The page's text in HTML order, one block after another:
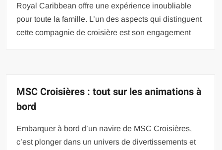
Royal Caribbean offre une expérience inoubliable
pour toute la famille. L’un des aspects qui distinguent
cette compagnie de croisière est son engagement
MSC Croisières : tout sur les animations à
bord
Embarquer à bord d’un navire de MSC Croisières,
c’est plonger dans un univers de divertissements et